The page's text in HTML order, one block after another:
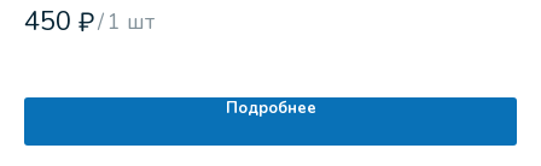
450 ₽/ 1 шт
Подробнее